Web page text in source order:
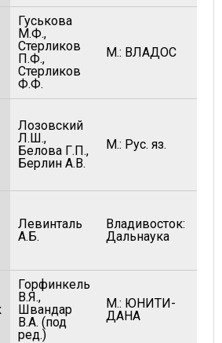
Гуськова
М.Ф.,
Стерликов
П.Ф.,
Стерликов
Ф.Ф.
М.: ВЛАДОС
Лозовский
Л.Ш.,
Белова Г.П.,
Берлин А.В.
М.: Рус. яз.
Левинталь
А.Б.
Владивосток:
Дальнаука
Горфинкель
В.Я.,
Швандар
В.А. (под
ред.)
М.: ЮНИТИ-
ДАНА